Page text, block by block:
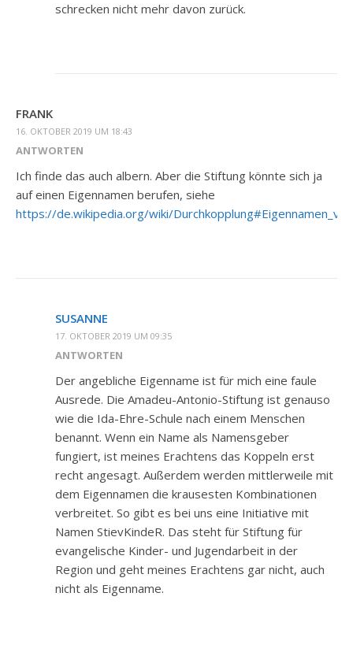
schrecken nicht mehr davon zurück.
FRANK
16. OKTOBER 2019 UM 18:43
ANTWORTEN
Ich finde das auch albern. Aber die Stiftung könnte sich ja
auf einen Eigennamen berufen, siehe
https://de.wikipedia.org/wiki/
SUSANNE
17. OKTOBER 2019 UM 09:35
ANTWORTEN
Der angebliche Eigenname ist für mich eine faule
Ausrede. Die Amadeu-Antonio-Stiftung ist genauso
wie die Ida-Ehre-Schule nach einem Menschen
benannt. Wenn ein Name als Namensgeber
fungiert, ist meines Erachtens das Koppeln erst
recht angesagt. Außerdem werden mittlerweile mit
dem Eigennamen die krausesten Kombinationen
verbreitet. So gibt es bei uns eine Initiative mit
Namen StievKindeR. Das steht für Stiftung für
evangelische Kinder- und Jugendarbeit in der
Region und geht meines Erachtens gar nicht, auch
nicht als Eigenname.